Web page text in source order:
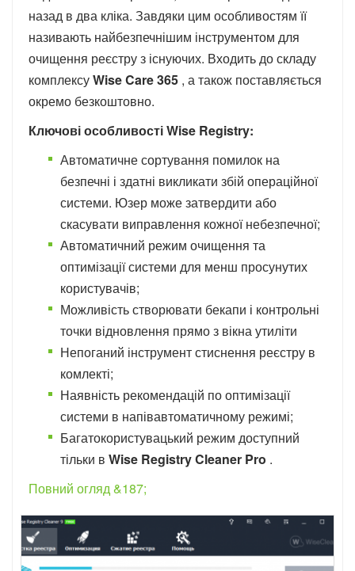
назад в два кліка. Завдяки цим особливостям її
називають найбезпечнішим інструментом для
очищення реєстру з існуючих. Входить до складу
комплексуWise Care 365 , а також поставляється
окремо безкоштовно.
Ключові особливості Wise Registry:
Автоматичне сортування помилок на
безпечні і здатні викликати збій операційної
системи. Юзер може затвердити або
скасувати виправлення кожної небезпечної;
Автоматичний режим очищення та
оптимізації системи для менш просунутих
користувачів;
Можливість створювати бекапи і контрольні
точки відновлення прямо з вікна утиліти
Непоганий інструмент стиснення реєстру в
комлекті;
Наявність рекомендацій по оптимізації
системи в напівавтоматичному режимі;
Багатокористувацький режим доступний
тільки в Wise Registry Cleaner Pro .
Повний огляд &187;